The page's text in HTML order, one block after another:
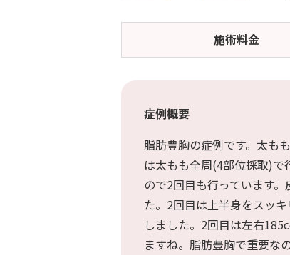
ハイフ・RF治療
顔の脂肪吸引
二の腕の脂肪吸引
施術料金
症例概要
脂肪豊胸の症例です。太も
は太もも全周(4部位採取)
ので2回目も行っています
た。2回目は上半身をスッ
しました。2回目は左右
ますね。脂肪豊胸で重要な